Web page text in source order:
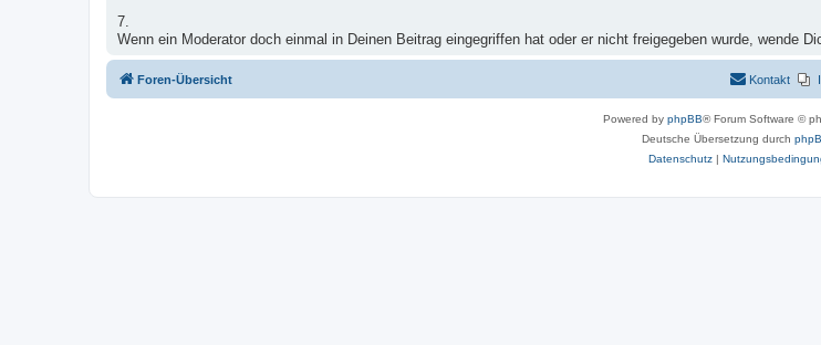
7.
Wenn ein Moderator doch einmal in Deinen Beitrag eingegriffen hat oder er nicht freigegeben wurde, wende
Foren-Übersicht Kontakt
Powered by phpBB® Forum Software ©
Deutsche Übersetzung durch
Datenschutz|